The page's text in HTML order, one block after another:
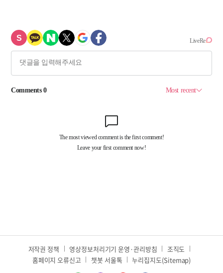
저작권 정책 영상정보처리기기 운영·관리방침
조직도
홈페이지 오류신고
챗봇 서울톡 누리집지도(Sitemap)